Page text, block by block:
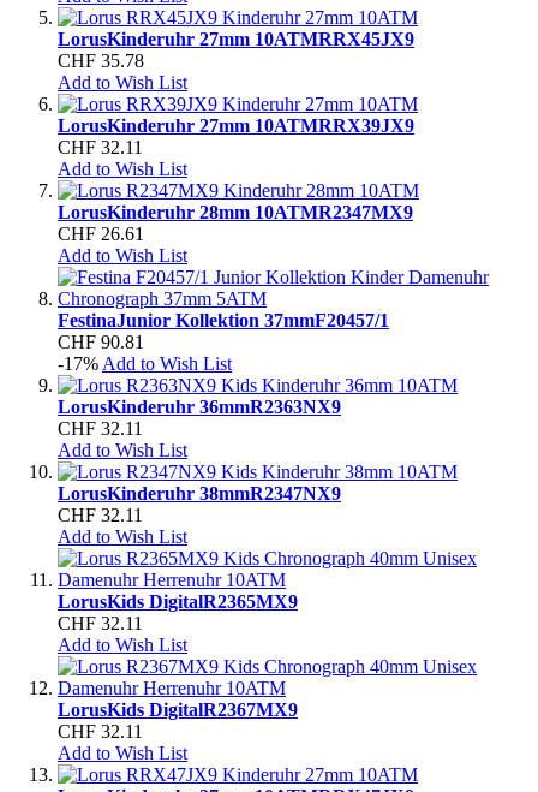
LorusKinderuhr 27mm 10ATMRRX45JX9
CHF 35.78
Add to Wish List
LorusKinderuhr 27mm 10ATMRRX39JX9
CHF 32.11
Add to Wish List
LorusKinderuhr 28mm 10ATMR2347MX9
CHF 26.61
Add to Wish List
FestinaJunior Kollektion 37mmF20457/1
CHF 90.81
-17% Add to Wish List
LorusKinderuhr 36mmR2363NX9
CHF 32.11
Add to Wish List
LorusKinderuhr 38mmR2347NX9
CHF 32.11
Add to Wish List
LorusKids DigitalR2365MX9
CHF 32.11
Add to Wish List
LorusKids DigitalR2367MX9
CHF 32.11
Add to Wish List